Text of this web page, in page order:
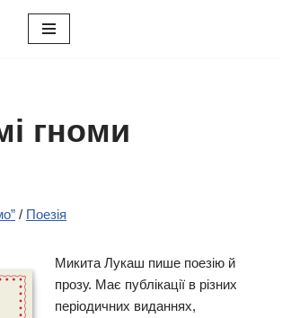
гноми
/ Поезія
Микита Лукаш пише поезію й
прозу. Має публікації в різних
періодичних виданнях,